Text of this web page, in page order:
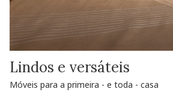
Lindos e versáteis
Móveis para a primeira - e toda - casa